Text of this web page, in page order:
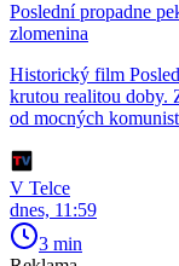
Poslední propadne
zlomenina
Historický film
krutou realitou doby.
od mocných
V Telce
dnes, 11:59
3 min